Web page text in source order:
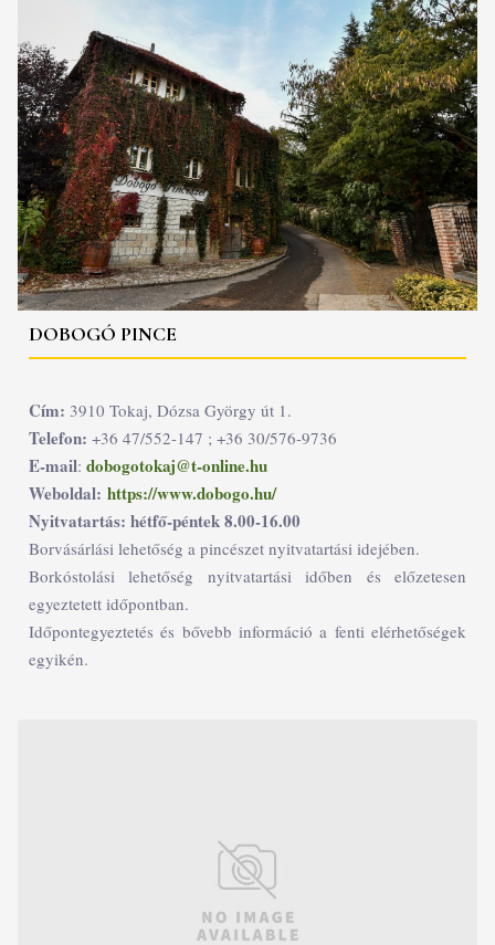
DOBOGÓ PINCE
Cím: 3910 Tokaj, Dózsa György út 1.
Telefon: +36 47/552-147 ; +36 30/576-9736
E-mail: dobogotokaj@t-online.hu
Weboldal: https://www.dobogo.hu/
Nyitvatartás: hétfő-péntek 8.00-16.00
Borvásárlási lehetőség a pincészet nyitvatartási idejében.
Borkóstolási lehetőség nyitvatartási időben és előzetesen
egyeztetett időpontban.
Időpontegyeztetés és bővebb információ a fenti elérhetőségek
egyikén.